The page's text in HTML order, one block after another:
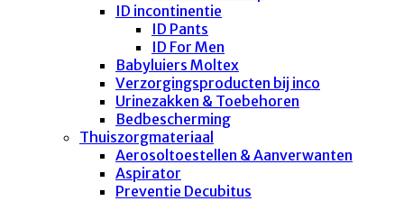
ID incontinentie
ID Pants
ID For Men
Babyluiers Moltex
Verzorgingsproducten bij inco
Urinezakken & Toebehoren
Bedbescherming
Thuiszorgmateriaal
Aerosoltoestellen & Aanverwanten
Aspirator
Preventie Decubitus